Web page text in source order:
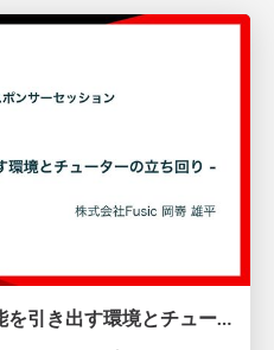
育成力 - エンジニアの才能を引き出す環境とチューターの立ち回り -